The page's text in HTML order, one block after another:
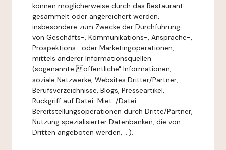
können möglicherweise durch das Restaurant
gesammelt oder angereichert werden,
insbesondere zum Zwecke der Durchführung
von Geschäfts-, Kommunikations-, Ansprache-,
Prospektions- oder Marketingoperationen,
mittels anderer Informationsquellen
(sogenannte öffentliche" Informationen,
soziale Netzwerke, Websites Dritter/Partner,
Berufsverzeichnisse, Blogs, Presseartikel,
Rückgriff auf Datei-Miet-/Datei-
Bereitstellungsoperationen durch Dritte/Partner,
Nutzung spezialisierter Datenbanken, die von
Dritten angeboten werden, ...).